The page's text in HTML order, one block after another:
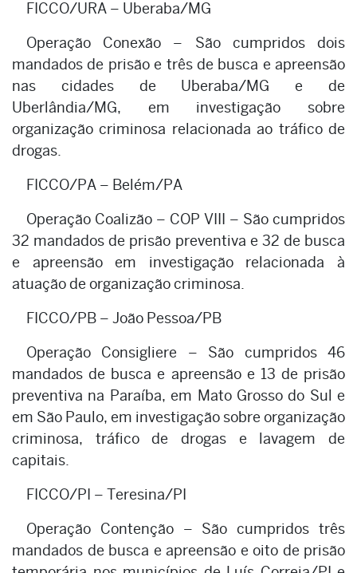
FICCO/URA – Uberaba/MG
Operação Conexão – São cumpridos dois
mandados de prisão e três de busca e apreensão
nas cidades de Uberaba/MG e de
Uberlândia/MG, em investigação sobre
organização criminosa relacionada ao tráfico de
drogas.
FICCO/PA – Belém/PA
Operação Coalizão – COP VIII – São cumpridos
32 mandados de prisão preventiva e 32 de busca
e apreensão em investigação relacionada à
atuação de organização criminosa.
FICCO/PB – João Pessoa/PB
Operação Consigliere – São cumpridos 46
mandados de busca e apreensão e 13 de prisão
preventiva na Paraíba, em Mato Grosso do Sul e
em São Paulo, em investigação sobre organização
criminosa, tráfico de drogas e lavagem de
capitais.
FICCO/PI – Teresina/PI
Operação Contenção – São cumpridos três
mandados de busca e apreensão e oito de prisão